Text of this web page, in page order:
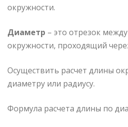
окружности.
Диаметр – это отрезок
окружности, проходящий
Осуществить расчет длины
диаметру или радиусу.
Формула расчета длины по